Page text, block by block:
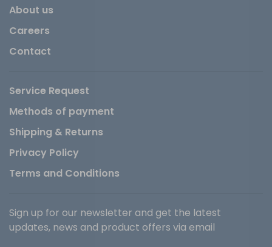
About us
Careers
Contact
Service Request
Methods of payment
Shipping & Returns
Privacy Policy
Terms and Conditions
Sign up for our newsletter and get the latest
updates, news and product offers via email